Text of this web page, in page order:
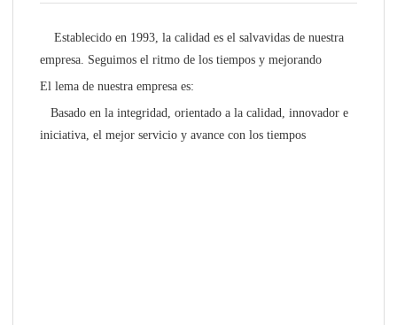
Establecido en 1993, la calidad es el salvavidas de nuestra
empresa. Seguimos el ritmo de los tiempos y mejorando
El lema de nuestra empresa es:
Basado en la integridad, orientado a la calidad, innovador e
iniciativa, el mejor servicio y avance con los tiempos